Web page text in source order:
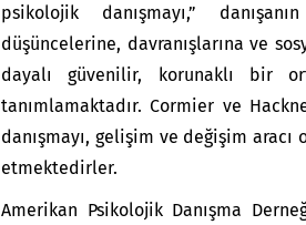
psikolojik danışmayı,”
düşüncelerine, davranışlarına ve
dayalı güvenilir, korunaklı bir
tanımlamaktadır. Cormier ve
danışmayı, gelişim ve değişim
etmektedirler.
Amerikan Psikolojik Danışma